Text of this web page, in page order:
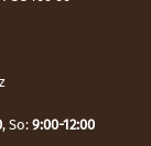
, So: 9:00-12:00